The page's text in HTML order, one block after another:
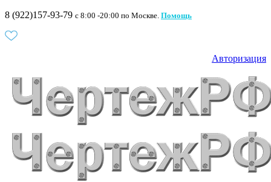
8 (922)157-93-79 c 8:00 -20:00 по Москве. Помощь
Авторизация